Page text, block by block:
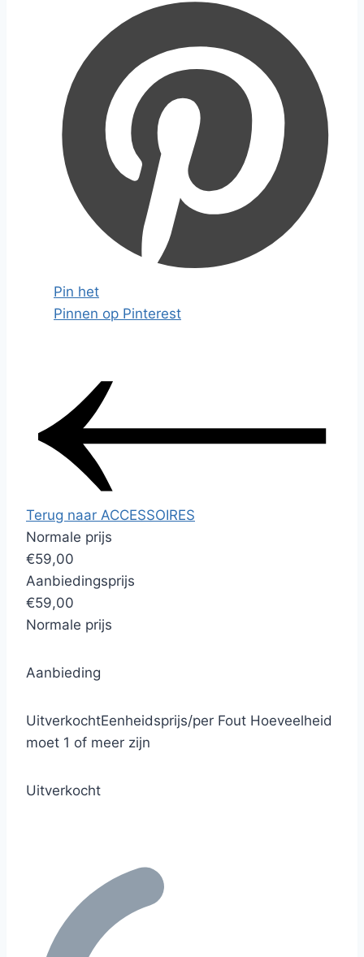
Pin het
Pinnen op Pinterest
Terug naar ACCESSOIRES
Normale prijs
€59,00
Aanbiedingsprijs
€59,00
Normale prijs
Aanbieding
UitverkochtEenheidsprijs/per Fout Hoeveelheid
moet 1 of meer zijn
Uitverkocht